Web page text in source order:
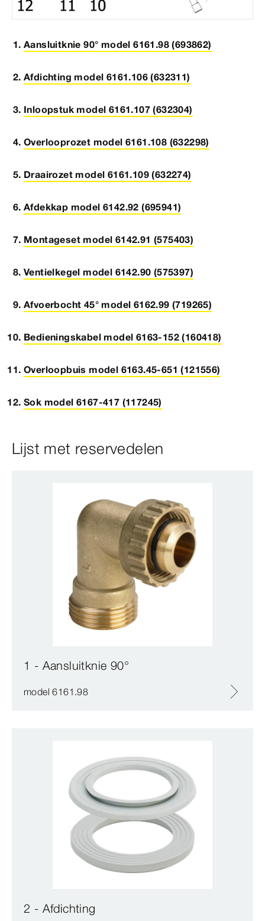
Aansluitknie 90° model 6161.98 (693862)
Afdichting model 6161.106 (632311)
Inloopstuk model 6161.107 (632304)
Overlooprozet model 6161.108 (632298)
Draairozet model 6161.109 (632274)
Afdekkap model 6142.92 (695941)
Montageset model 6142.91 (575403)
Ventielkegel model 6142.90 (575397)
Afvoerbocht 45° model 6162.99 (719265)
Bedieningskabel model 6163-152 (160418)
Overloopbuis model 6163.45-651 (121556)
Sok model 6167-417 (117245)
Lijst met reservedelen
1 - Aansluitknie 90°
model 6161.98
2 - Afdichting